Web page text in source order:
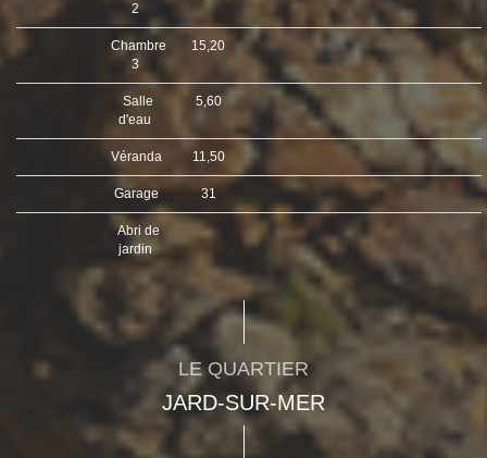
2
Chambre
3
15,20
Salle
d'eau
5,60
Véranda 11,50
Garage 31
Abri de
jardin
LE QUARTIER
JARD-SUR-MER